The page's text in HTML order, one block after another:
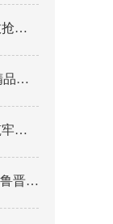
路
光
线
“入戏”